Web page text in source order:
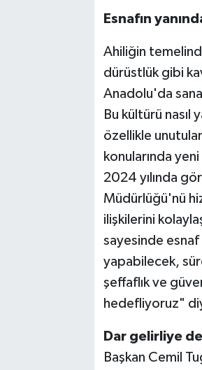
Esnafın
Ahiliğin
dürüstlük gibi
Anadolu'da
Bu kültürü
özellikle
konularında
2024 yılında
Müdürlüğü'nü
ilişkilerini
sayesinde
yapabilecek,
şeffaflık ve
hedefliyoruz"
Dar gelirliye
Başkan Cemil